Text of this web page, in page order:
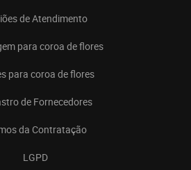
de Atendimento
para coroa de flores
para coroa de flores
de Fornecedores
da Contratação
LGPD